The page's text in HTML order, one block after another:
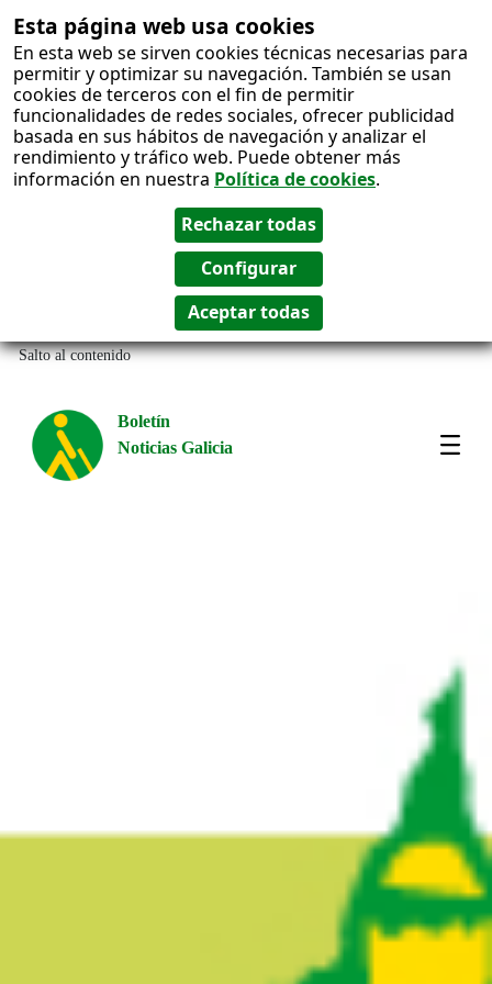
Esta página web usa cookies
En esta web se sirven cookies técnicas necesarias para
permitir y optimizar su navegación. También se usan
cookies de terceros con el fin de permitir
funcionalidades de redes sociales, ofrecer publicidad
basada en sus hábitos de navegación y analizar el
rendimiento y tráfico web. Puede obtener más
información en nuestra Política de cookies.
Salto al contenido
Boletín
Noticias Galicia